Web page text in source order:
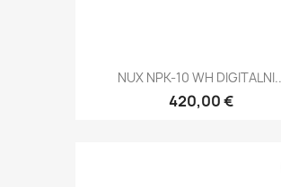
NUX NPK-10 WH
420,00 €